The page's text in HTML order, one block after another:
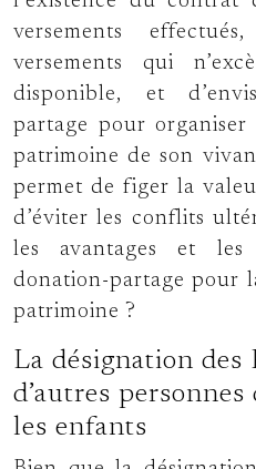
versements
versements qui
disponible, et
partage pour organiser
patrimoine de son
permet de figer la
d’éviter les conflits
les avantages et
donation-partage pour
patrimoine ?
La désignation
d’autres
les enfants